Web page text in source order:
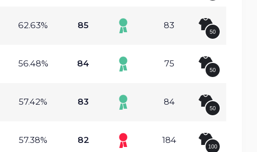
62.63% 85 83
50
56.48% 84 75
50
57.42% 83 84
50
57.38% 82 184
100